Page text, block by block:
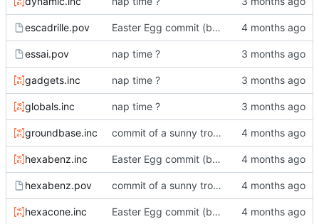
escadrille.pov Easter Egg commit (big!)
essai.pov nap time ?
gadgets.inc nap time ?
globals.inc nap time ?
groundbase.inc commit of a sunny trolldi
hexabenz.inc Easter Egg commit (big!)
hexabenz.pov commit of a sunny trolldi
hexacone.inc Easter Egg commit (big!)